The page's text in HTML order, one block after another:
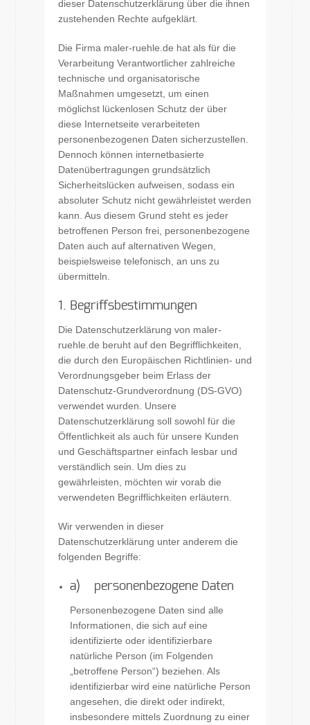
dieser Datenschutzerklärung über die ihnen
zustehenden Rechte aufgeklärt.
Die Firma maler-ruehle.de hat als für die
Verarbeitung Verantwortlicher zahlreiche
technische und organisatorische
Maßnahmen umgesetzt, um einen
möglichst lückenlosen Schutz der über
diese Internetseite verarbeiteten
personenbezogenen Daten sicherzustellen.
Dennoch können internetbasierte
Datenübertragungen grundsätzlich
Sicherheitslücken aufweisen, sodass ein
absoluter Schutz nicht gewährleistet werden
kann. Aus diesem Grund steht es jeder
betroffenen Person frei, personenbezogene
Daten auch auf alternativen Wegen,
beispielsweise telefonisch, an uns zu
übermitteln.
1. Begriffsbestimmungen
Die Datenschutzerklärung von maler-
ruehle.de beruht auf den Begrifflichkeiten,
die durch den Europäischen Richtlinien- und
Verordnungsgeber beim Erlass der
Datenschutz-Grundverordnung (DS-GVO)
verwendet wurden. Unsere
Datenschutzerklärung soll sowohl für die
Öffentlichkeit als auch für unsere Kunden
und Geschäftspartner einfach lesbar und
verständlich sein. Um dies zu
gewährleisten, möchten wir vorab die
verwendeten Begrifflichkeiten erläutern.
Wir verwenden in dieser
Datenschutzerklärung unter anderem die
folgenden Begriffe:
a) personenbezogene Daten
Personenbezogene Daten sind alle
Informationen, die sich auf eine
identifizierte oder identifizierbare
natürliche Person (im Folgenden
„betroffene Person“) beziehen. Als
identifizierbar wird eine natürliche Person
angesehen, die direkt oder indirekt,
insbesondere mittels Zuordnung zu einer